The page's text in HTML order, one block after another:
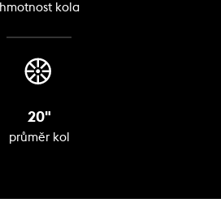
hmotnost kola
20"
průměr kol